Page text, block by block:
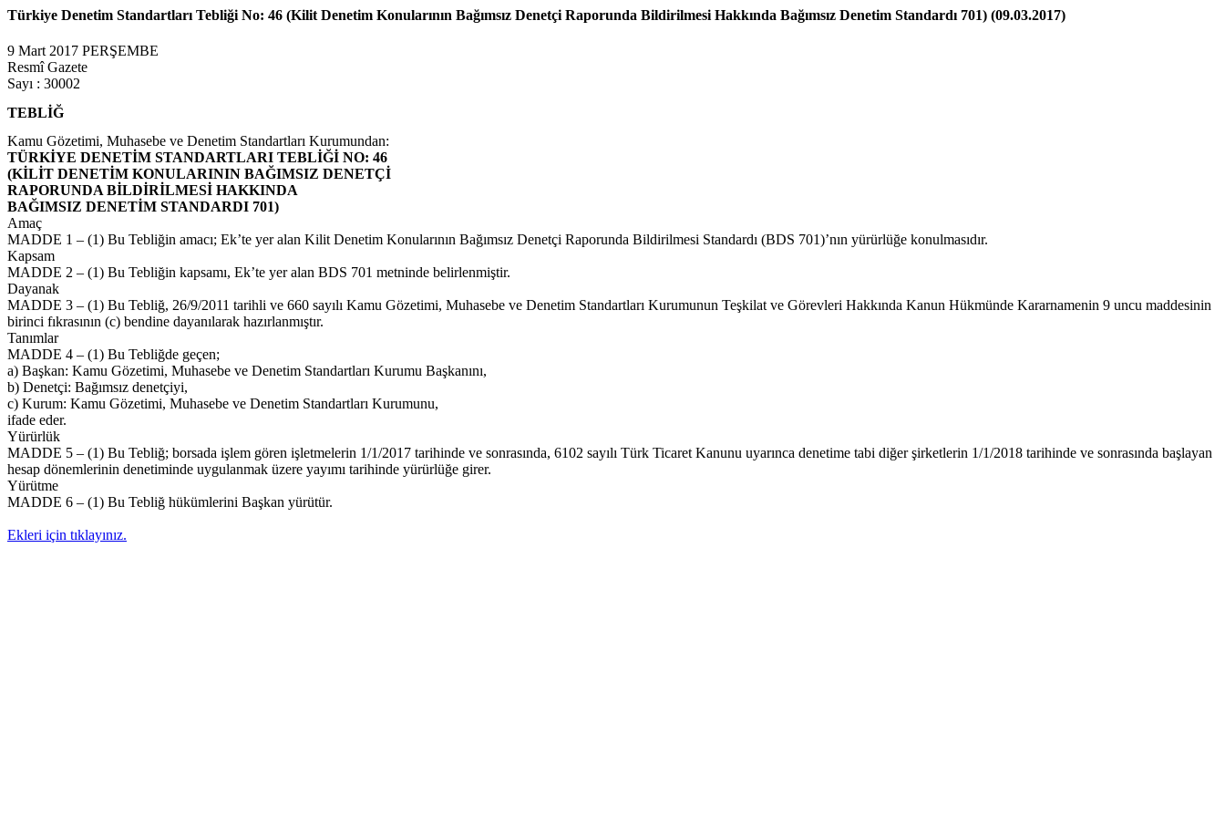
Türkiye Denetim Standartları Tebliği No: 46 (Kilit Denetim Konularının Bağımsız Denetçi Raporunda Bildirilmesi Hakkında Bağımsız Denetim Standardı 701) (09.03.2017)
9 Mart 2017 PERŞEMBE
Resmî Gazete
Sayı : 30002
TEBLİĞ
Kamu Gözetimi, Muhasebe ve Denetim Standartları Kurumundan:
TÜRKİYE DENETİM STANDARTLARI TEBLİĞİ NO: 46
(KİLİT DENETİM KONULARININ BAĞIMSIZ DENETÇİ
RAPORUNDA BİLDİRİLMESİ HAKKINDA
BAĞIMSIZ DENETİM STANDARDI 701)
Amaç
MADDE 1 – (1) Bu Tebliğin amacı; Ek’te yer alan Kilit Denetim Konularının Bağımsız Denetçi Raporunda Bildirilmesi Standardı (BDS 701)’nın yürürlüğe konulmasıdır.
Kapsam
MADDE 2 – (1) Bu Tebliğin kapsamı, Ek’te yer alan BDS 701 metninde belirlenmiştir.
Dayanak
MADDE 3 – (1) Bu Tebliğ, 26/9/2011 tarihli ve 660 sayılı Kamu Gözetimi, Muhasebe ve Denetim Standartları Kurumunun Teşkilat ve Görevleri Hakkında Kanun Hükmünde Kararnamenin 9 uncu maddesinin
birinci fıkrasının (c) bendine dayanılarak hazırlanmıştır.
Tanımlar
MADDE 4 – (1) Bu Tebliğde geçen;
a) Başkan: Kamu Gözetimi, Muhasebe ve Denetim Standartları Kurumu Başkanını,
b) Denetçi: Bağımsız denetçiyi,
c) Kurum: Kamu Gözetimi, Muhasebe ve Denetim Standartları Kurumunu,
ifade eder.
Yürürlük
MADDE 5 – (1) Bu Tebliğ; borsada işlem gören işletmelerin 1/1/2017 tarihinde ve sonrasında, 6102 sayılı Türk Ticaret Kanunu uyarınca denetime tabi diğer şirketlerin 1/1/2018 tarihinde ve sonrasında başlayan
hesap dönemlerinin denetiminde uygulanmak üzere yayımı tarihinde yürürlüğe girer.
Yürütme
MADDE 6 – (1) Bu Tebliğ hükümlerini Başkan yürütür.
Ekleri için tıklayınız.